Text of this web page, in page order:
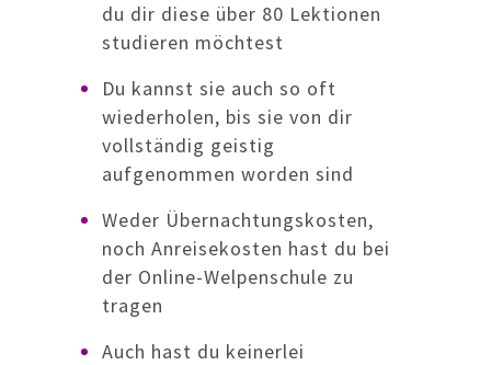
du dir diese über 80 Lektionen
studieren möchtest
Du kannst sie auch so oft
wiederholen, bis sie von dir
vollständig geistig
aufgenommen worden sind
Weder Übernachtungskosten,
noch Anreisekosten hast du bei
der Online-Welpenschule zu
tragen
Auch hast du keinerlei